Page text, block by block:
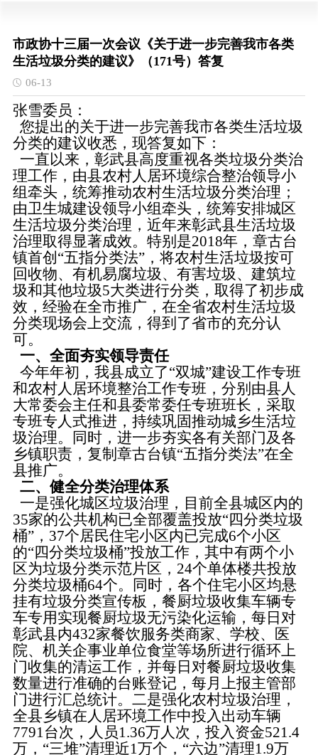
市政协十三届一次会议《关于进一步完善我市各类
生活垃圾分类的建议》（171号）答复
06-13
张雪委员：
您提出的关于进一步完善我市各类生活垃圾
分类的建议收悉，现答复如下：
一直以来，彰武县高度重视各类垃圾分类治
理工作，由县农村人居环境综合整治领导小
组牵头，统筹推动农村生活垃圾分类治理；
由卫生城建设领导小组牵头，统筹安排城区
生活垃圾分类治理，近年来彰武县生活垃圾
治理取得显著成效。特别是2018年，章古台
镇首创“五指分类法”，将农村生活垃圾按可
回收物、有机易腐垃圾、有害垃圾、建筑垃
圾和其他垃圾5大类进行分类，取得了初步成
效，经验在全市推广，在全省农村生活垃圾
分类现场会上交流，得到了省市的充分认
可。
一、全面夯实领导责任
今年年初，我县成立了“双城”建设工作专班
和农村人居环境整治工作专班，分别由县人
大常委会主任和县委常委任专班班长，采取
专班专人式推进，持续巩固推动城乡生活垃
圾治理。同时，进一步夯实各有关部门及各
乡镇职责，复制章古台镇“五指分类法”在全
县推广。
二、健全分类治理体系
一是强化城区垃圾治理，目前全县城区内的
35家的公共机构已全部覆盖投放“四分类垃圾
桶”，37个居民住宅小区内已完成6个小区
的“四分类垃圾桶”投放工作，其中有两个小
区为垃圾分类示范片区，24个单体楼共投放
分类垃圾桶64个。同时，各个住宅小区均悬
挂有垃圾分类宣传板，餐厨垃圾收集车辆专
车专用实现餐厨垃圾无污染化运输，每日对
彰武县内432家餐饮服务类商家、学校、医
院、机关企事业单位食堂等场所进行循环上
门收集的清运工作，并每日对餐厨垃圾收集
数量进行准确的台账登记，每月上报主管部
门进行汇总统计。二是强化农村垃圾治理，
全县乡镇在人居环境工作中投入出动车辆
7791台次，人员1.36万人次，投入资金521.4
万，“三堆”清理近1万个，“六边”清理1.9万